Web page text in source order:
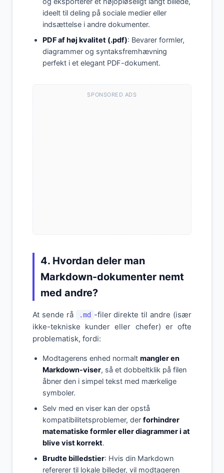
ideelt til deling på sociale medier eller
indsættelse i andre dokumenter.
PDF af høj kvalitet (.pdf): Bevarer formler,
diagrammer og syntaksfremhævning
perfekt i et elegant PDF-dokument.
SPONSORED ADS
4. Hvordan deler man
Markdown-dokumenter nemt
med andre?
At sende rå .md -filer direkte til andre (især
ikke-tekniske kunder eller chefer) er ofte
problematisk, fordi:
Modtagerens enhed normalt mangler en
Markdown-viser, så et dobbeltklik på filen
åbner den i simpel tekst med mærkelige
symboler.
Selv med en viser kan der opstå
kompatibilitetsproblemer, der forhindrer
matematiske formler eller diagrammer i at
blive vist korrekt.
Brudte billedstier: Hvis din Markdown
refererer til lokale billeder, vil modtageren